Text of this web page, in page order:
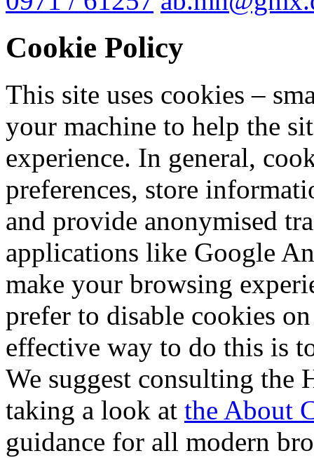
Cookie Policy
This site uses cookies –
your machine to help the
experience. In general,
preferences, store
and provide anonymised
applications like Google
make your browsing
prefer to disable cookies
effective way to do this is
We suggest consulting the
taking a look at the About
guidance for all modern